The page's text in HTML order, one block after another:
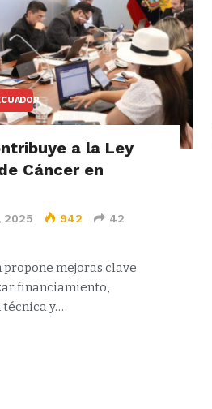
a la Ley
Cáncer en
2025 942
42
mejoras clave
financiamiento,
y…